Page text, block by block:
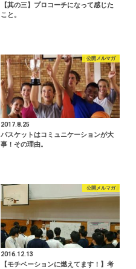
【其の三】プロコーチになって感じた
こと。
公開メルマガ
2017.8.25
バスケットはコミュニケーションが大
事！その理由。
公開メルマガ
2016.12.13
【モチベーションに燃えてます！】考